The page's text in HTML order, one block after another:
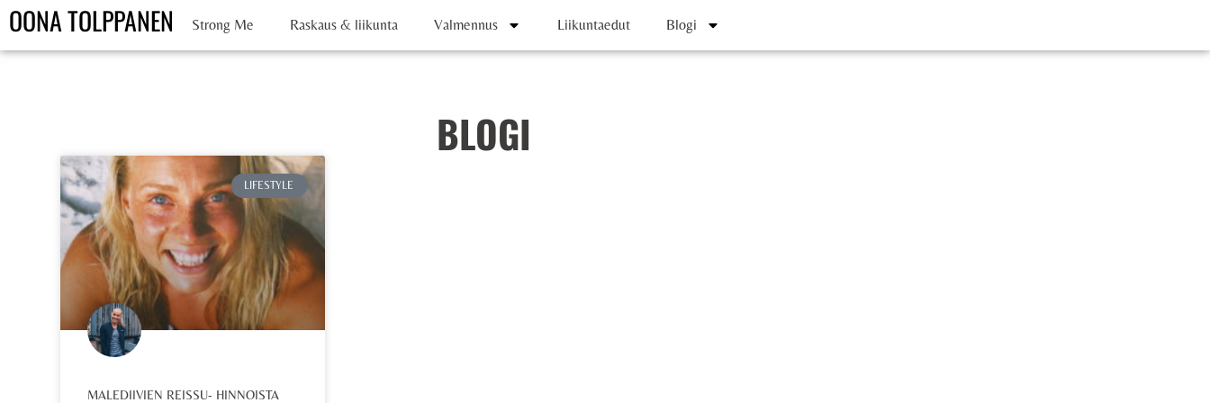
OONA TOLPPANEN Strong Me Raskaus & liikunta Valmennus Liikuntaedut Blogi
BLOGI
LIFESTYLE
MALEDIIVIEN REISSU- HINNOISTA